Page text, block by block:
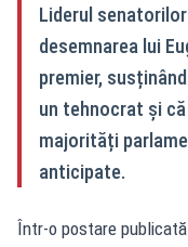
Liderul
desemnarea lui
premier,
un tehnocrat și
majorități
anticipate.
Într-o postare